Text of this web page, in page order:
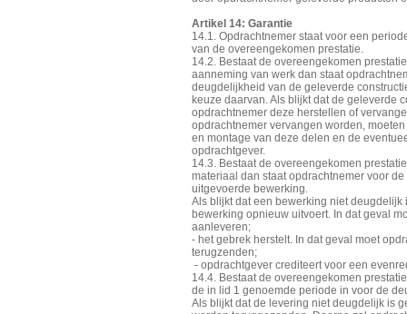
Artikel 14: Garantie
14.1. Opdrachtnemer staat voor een
van de overeengekomen prestatie.
14.2. Bestaat de overeengekomen
aanneming van werk dan staat
deugdelijkheid van de geleverde
keuze daarvan. Als blijkt dat de geleverde
opdrachtnemer deze herstellen of
opdrachtnemer vervangen worden,
en montage van deze delen en de
opdrachtgever.
14.3. Bestaat de overeengekomen
materiaal dan staat opdrachtnemer voor
uitgevoerde bewerking.
Als blijkt dat een bewerking niet
bewerking opnieuw uitvoert. In dat geval
aanleveren;
- het gebrek herstelt. In dat geval moet
terugzenden;
- opdrachtgever crediteert voor een
14.4. Bestaat de overeengekomen
de in lid 1 genoemde periode in voor de
Als blijkt dat de levering niet deugdelijk is